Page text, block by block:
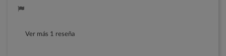
Ver más 1 reseña